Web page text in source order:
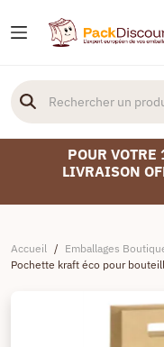
POUR
LIVRAISON
Accueil / Emballages
Pochette kraft éco pour